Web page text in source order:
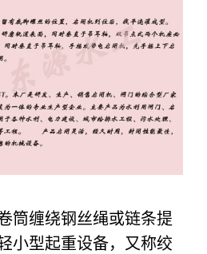
缠绕钢丝绳或链条提
小型起重设备，又称绞